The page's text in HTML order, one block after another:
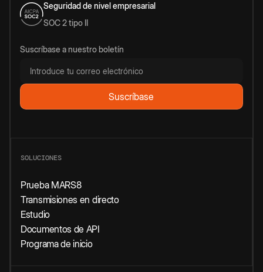
Seguridad de nivel empresarial
SOC 2 tipo II
Suscríbase a nuestro boletín
SOLUCIONES
Prueba MARS8
Transmisiones en directo
Estudio
Documentos de API
Programa de inicio